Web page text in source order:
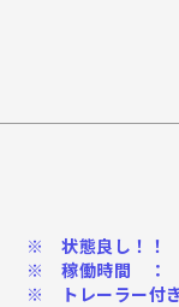
※ 状態良し！！
※ 稼働時間 ：
※ トレーラー付